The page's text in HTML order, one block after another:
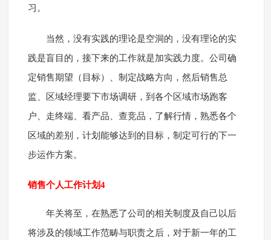
习。
当然，没有实践的理论是空洞的，没有理论的实
践是盲目的，接下来的工作就是加实践力度。公司确
定销售期望（目标）、制定战略方向，然后销售总
监、区域经理要下市场调研，到各个区域市场跑客
户、走终端、看产品、查竞品，了解行情，熟悉各个
区域的差别，计划能够达到的目标，制定可行的下一
步运作方案。
销售个人工作计划4
年关将至，在熟悉了公司的相关制度及自己以后
将涉及的领域工作范畴与职责之后，对于新一年的工